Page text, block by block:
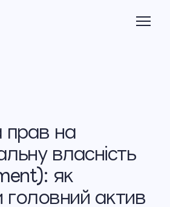
прав на
власність
як
головний актив